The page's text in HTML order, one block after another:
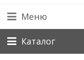
Меню
Каталог